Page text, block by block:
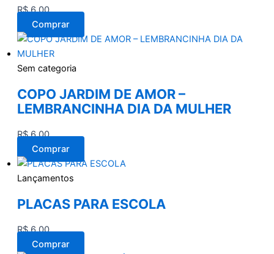
R$6,00
Comprar
Sem categoria
COPO JARDIM DE AMOR –
LEMBRANCINHA DIA DA MULHER
R$6,00
Comprar
Lançamentos
PLACAS PARA ESCOLA
R$6,00
Comprar